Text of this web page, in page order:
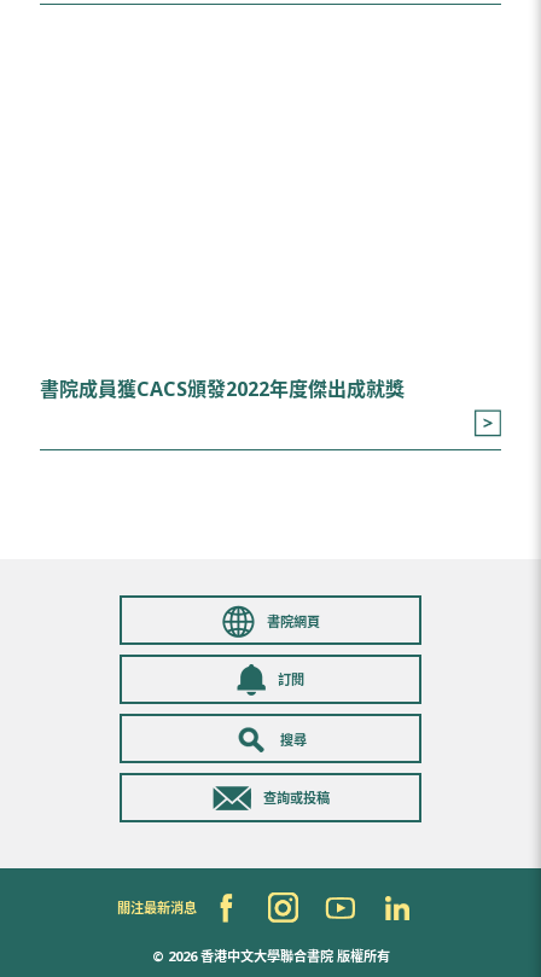
書院成員獲CACS頒發2022年度傑出成就獎
書院網頁
訂閱
搜尋
查詢或投稿
關注最新消息
© 2026 香港中文大學聯合書院 版權所有